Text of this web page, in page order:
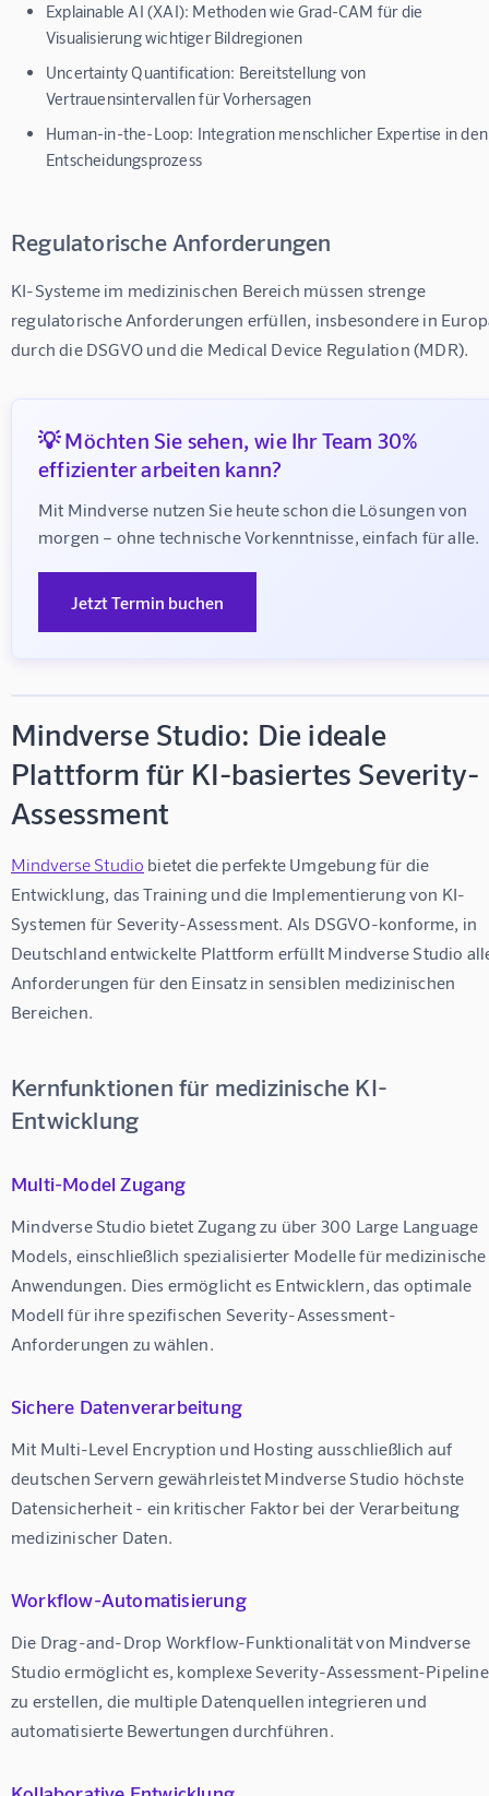
Explainable AI (XAI): Methoden wie Grad-CAM für die
Visualisierung wichtiger Bildregionen
Uncertainty Quantification: Bereitstellung von
Vertrauensintervallen für Vorhersagen
Human-in-the-Loop: Integration menschlicher Expertise in den
Entscheidungsprozess
Regulatorische Anforderungen
KI-Systeme im medizinischen Bereich müssen strenge
regulatorische Anforderungen erfüllen, insbesondere in
durch die DSGVO und die Medical Device Regulation (MDR).
💡 Möchten Sie sehen, wie Ihr Team 30%
effizienter arbeiten kann?
Mit Mindverse nutzen Sie heute schon die Lösungen von
morgen – ohne technische Vorkenntnisse, einfach für alle.
Jetzt Termin buchen
Mindverse Studio: Die ideale
Plattform für KI-basiertes Severity-
Assessment
Mindverse Studio bietet die perfekte Umgebung für die
Entwicklung, das Training und die Implementierung von KI-
Systemen für Severity-Assessment. Als DSGVO-konforme, in
Deutschland entwickelte Plattform erfüllt Mindverse Studio
Anforderungen für den Einsatz in sensiblen medizinischen
Bereichen.
Kernfunktionen für medizinische KI-
Entwicklung
Multi-Model Zugang
Mindverse Studio bietet Zugang zu über 300 Large Language
Models, einschließlich spezialisierter Modelle für medizinische
Anwendungen. Dies ermöglicht es Entwicklern, das optimale
Modell für ihre spezifischen Severity-Assessment-
Anforderungen zu wählen.
Sichere Datenverarbeitung
Mit Multi-Level Encryption und Hosting ausschließlich auf
deutschen Servern gewährleistet Mindverse Studio höchste
Datensicherheit - ein kritischer Faktor bei der Verarbeitung
medizinischer Daten.
Workflow-Automatisierung
Die Drag-and-Drop Workflow-Funktionalität von Mindverse
Studio ermöglicht es, komplexe Severity-Assessment-
zu erstellen, die multiple Datenquellen integrieren und
automatisierte Bewertungen durchführen.